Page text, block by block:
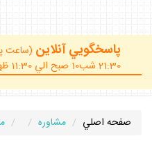
پاسخگويي آنلاين
21:30 شب10 صبح الي 11:30 ظهر)
صفحه اصلي مشاوره